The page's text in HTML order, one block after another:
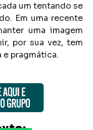
um tentando se
Em uma recente
uma imagem
por sua vez, tem
pragmática.